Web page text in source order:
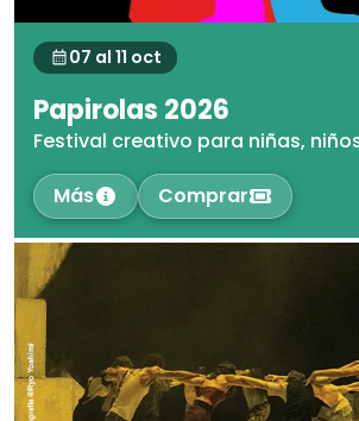
07 al 11 oct
Papirolas 2026
Festival creativo para niñas,
Más
Comprar